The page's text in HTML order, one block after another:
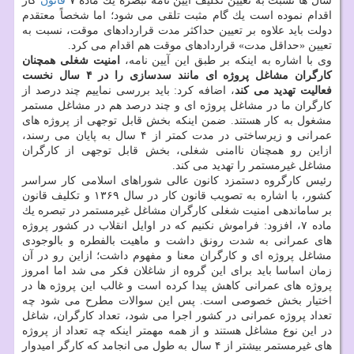
اقدام نموده است یك گام مثبت تلقی می شود؛ اما شخصاً معتقدم
دولت باید علاوه بر تعیین حداكثر مدت قراردادهای موقت، نسبت به
تعیین «حداقل مدت» قراردادهای موقت هم اقدام می كرد.
وی با اشاره به اینكه بر طبق این آیین نامه،
امنیت شغلی همچنان
كارگران مشاغل پروژه ای مانند سدسازی را در ۴ سال نخست
فعالیت تهدید می كند، اضافه كرد: باید بررسی نماییم چند درصد از
كارگران ما در مشاغل پروژه ای و چند درصد هم در مشاغل مستمر
مشغول به كار هستند. ضمن اینكه بخش قابل توجهی از پروژه های
عمرانی و زیرساختی در مدت كمتر از ۴ سال به پایان می رسند،
ازاین رو همچنان ناامنی شغلی، بخش قابل توجهی از كارگران
مشاغل غیرمستمر را تهدید می كند.
رئیس كارگروه دستمزد كانون عالی شوراهای اسلامی كار سراسر
كشور، با اشاره به تصویب قانون كار در سال ۱۳۶۹ و تكلیف قانون
بر ساماندهی امنیت شغلی كارگران مشاغل غیرمستمر در تبصره یك
ماده ۷، افزود: فراموش نكنیم كه در اوایل انقلاب در كشور پروژه
های عمرانی به شدت رونق داشت و ماهیت بالفطره و بالوجودی
مشاغل پروژه ای و كارگران معنا و مفهوم داشت؛ ازاین رو در آن
زمان اساسا باید برای این گروه از شاغلان فكر می شد اما امروز
پروژه های عمرانی كاهش پیدا كرده است و غالب این پروژه ها در
اختیار بخش خصوصی است. پس این سوالات مطرح می شود چه
تعداد پروژه عمرانی در كشور اجرا می شود، تعداد كارگران، شاغل
در این نوع مشاغل هستند و از همه مهمتر اینكه چه تعداد از پروژه
های غیرمستمر بیشتر از ۴ سال به طول می انجامد كه كارگر امیدوار